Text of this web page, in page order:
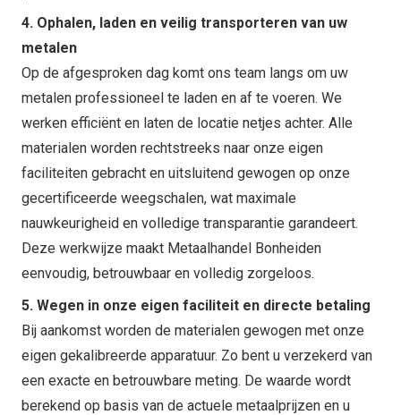
4. Ophalen, laden en veilig transporteren van uw
metalen
Op de afgesproken dag komt ons team langs om uw
metalen professioneel te laden en af te voeren. We
werken efficiënt en laten de locatie netjes achter. Alle
materialen worden rechtstreeks naar onze eigen
faciliteiten gebracht en uitsluitend gewogen op onze
gecertificeerde weegschalen, wat maximale
nauwkeurigheid en volledige transparantie garandeert.
Deze werkwijze maakt Metaalhandel Bonheiden
eenvoudig, betrouwbaar en volledig zorgeloos.
5. Wegen in onze eigen faciliteit en directe betaling
Bij aankomst worden de materialen gewogen met onze
eigen gekalibreerde apparatuur. Zo bent u verzekerd van
een exacte en betrouwbare meting. De waarde wordt
berekend op basis van de actuele metaalprijzen en u